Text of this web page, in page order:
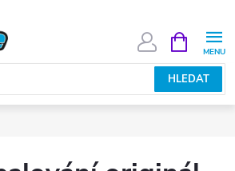
HLEDAT
NÁKUPNÍ
KOŠÍK